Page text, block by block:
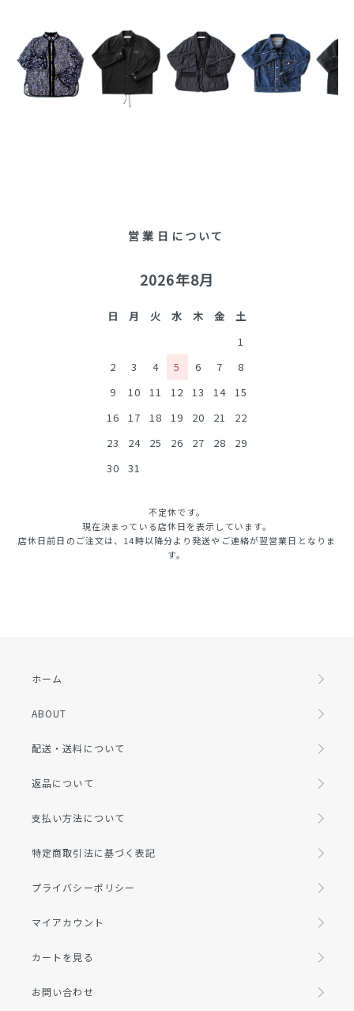
営業日について
2026年8月
日 月 火 水 木 金
土
1
2
3 4 5 6 7
8
9
10 11 12 13 14
15
16
17 18 19 20 21
22
23
24 25 26 27 28
29
30
31
不定休です。
現在決まっている店休日を表示しています。
店休日前日のご注文は、14時以降分より発送やご連絡が翌営業日となりま
す。
ホーム
ABOUT
配送・送料について
返品について
支払い方法について
特定商取引法に基づく表記
プライバシーポリシー
マイアカウント
カートを見る
お問い合わせ